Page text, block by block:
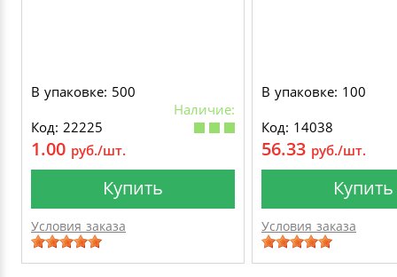
В упаковке: 500
Наличие:
Код: 22225
1.00 руб./шт.
Купить
Условия заказа
В упаковке: 100
Код: 14038
56.33 руб./шт.
Купить
Условия заказа